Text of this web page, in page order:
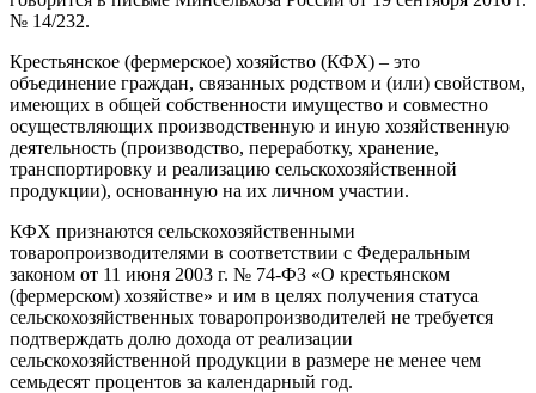
№ 14/232.
Крестьянское (фермерское) хозяйство (КФХ) – это
объединение граждан, связанных родством и (или) свойством,
имеющих в общей собственности имущество и совместно
осуществляющих производственную и иную хозяйственную
деятельность (производство, переработку, хранение,
транспортировку и реализацию сельскохозяйственной
продукции), основанную на их личном участии.
КФХ признаются сельскохозяйственными
товаропроизводителями в соответствии с Федеральным
законом от 11 июня 2003 г. № 74-ФЗ «О крестьянском
(фермерском) хозяйстве» и им в целях получения статуса
сельскохозяйственных товаропроизводителей не требуется
подтверждать долю дохода от реализации
сельскохозяйственной продукции в размере не менее чем
семьдесят процентов за календарный год.